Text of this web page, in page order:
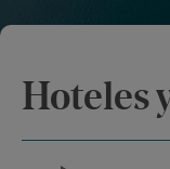
Hoteles